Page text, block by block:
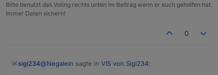
Bitte benutzt das Voting rechts unten im Beitrag wenn er euch geholfen hat.
Immer Daten sichern!
0
sigi234@Negalein sagte in VIS von Sigi234: